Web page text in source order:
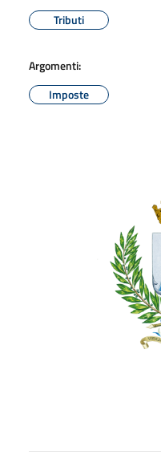
Tributi
Argomenti:
Imposte